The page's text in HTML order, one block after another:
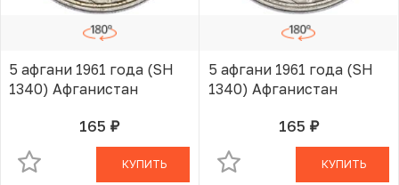
5 афгани 1961 года (SH
1340) Афганистан
165 руб.В КОРЗИНЕ
КУПИТЬ
5 афгани 1961 года (SH
1340) Афганистан
165 руб.В КОРЗИНЕ
КУПИТЬ